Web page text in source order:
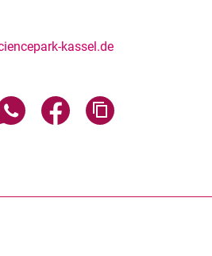
kassel.de
über E-Mail teilen
Seite über WhatsApp teilen
Seite über Facebook